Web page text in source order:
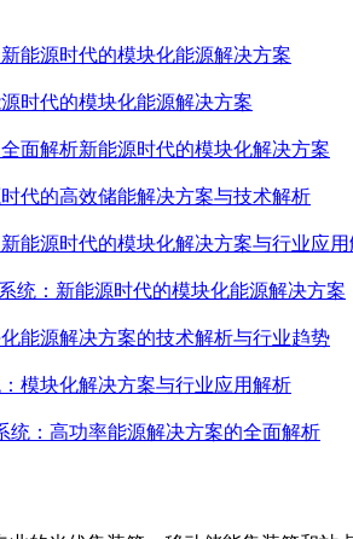
能源时代的模块化能源解决方案
时代的模块化能源解决方案
面解析新能源时代的模块化解决方案
代的高效储能解决方案与技术解析
能源时代的模块化解决方案与行业应
统：新能源时代的模块化能源解决方案
能源解决方案的技术解析与行业趋势
模块化解决方案与行业应用解析
统：高功率能源解决方案的全面解析